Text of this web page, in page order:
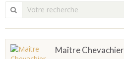
Maître Chevachier